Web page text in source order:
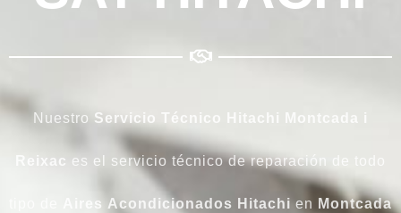
Nuestro Servicio Técnico Hitachi Montcada i
Reixac es el servicio técnico de reparación de todo
Aires Acondicionados Hitachi en Montcada